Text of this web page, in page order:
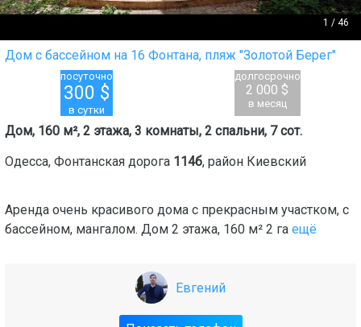
1 / 46
Дом с бассейном на 16 Фонтана, пляж "Золотой Берег"
посуточно
300 $
в сутки
долгосрочно
2 000 $
в месяц
Дом, 160 м², 2 этажа, 3 комнаты, 2 спальни, 7 сот.
Одесса, Фонтанская дорога 114б, район Киевский
Аренда очень красивого дома с прекрасным участком, с
бассейном, мангалом. Дом 2 этажа, 160 м² 2 га ещё
Евгений